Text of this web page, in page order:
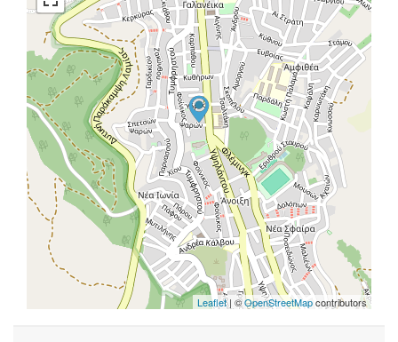
Leaflet| ©OpenStreetMapcontributors